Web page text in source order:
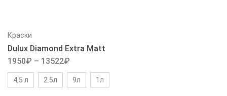
Краски
Dulux Diamond Extra Matt
1950₽ – 13522₽
4,5 л 2.5л 9л 1л